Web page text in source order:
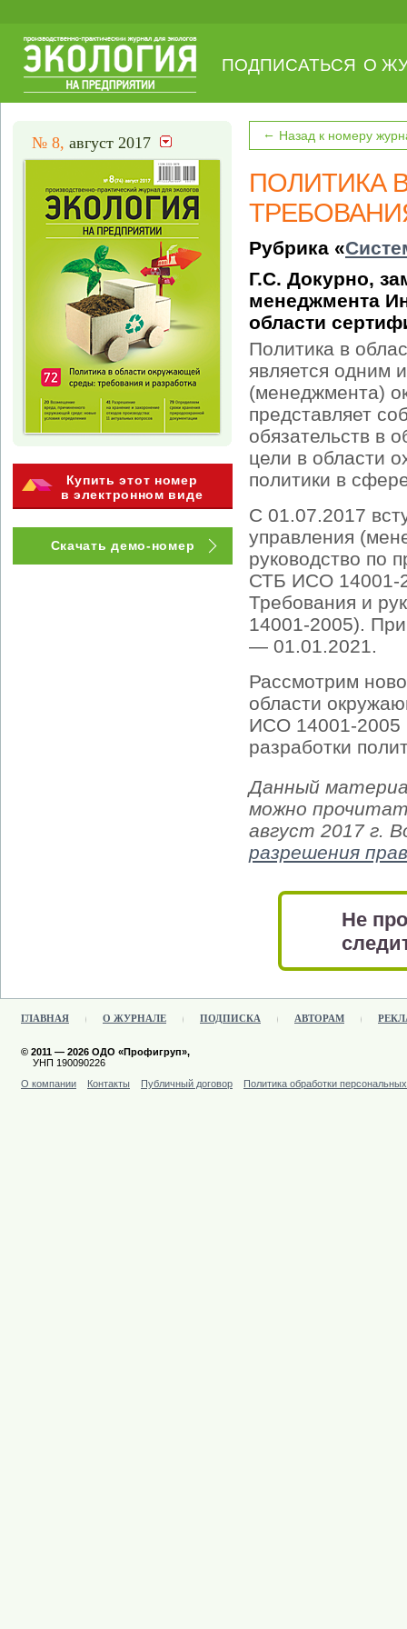
ПОДПИСАТЬСЯ О
№ 8, август 2017
Купить этот номер
в электронном виде
Скачать демо-номер
← Назад к номеру
ПОЛИТИКА
Рубрика «
Г.С. Докурно,
менеджмента
области
Политика в
является одним
(менеджмента)
представляет
обязательств в
цели в области
политики в
С 01.07.2017
управления
руководство по
СТБ ИСО 14001-
Требования и
14001-2005).
— 01.01.2021.
Рассмотрим
области
ИСО 14001-2005
разработки
Данный
можно
август 2017 г.
разрешения
Не
ГЛАВНАЯ О ЖУРНАЛЕ ПОДПИСКА АВТОРАМ
© 2011 — 2026 ОДО «Профигруп»,
УНП 190090226
О компании
Контакты Публичный договор Политика обработки